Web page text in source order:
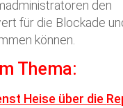
den
für die Blockade
können.
Thema:
Heise über die